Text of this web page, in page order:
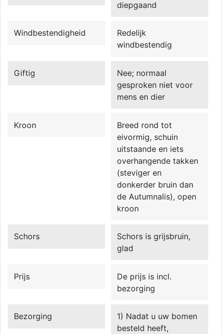
diepgaand
Windbestendigheid
Redelijk
windbestendig
Giftig
Nee; normaal
gesproken niet voor
mens en dier
Kroon
Breed rond tot
eivormig, schuin
uitstaande en iets
overhangende takken
(steviger en
donkerder bruin dan
de Autumnalis), open
kroon
Schors
Schors is grijsbruin,
glad
Prijs
De prijs is incl.
bezorging
Bezorging
1) Nadat u uw bomen
besteld heeft,